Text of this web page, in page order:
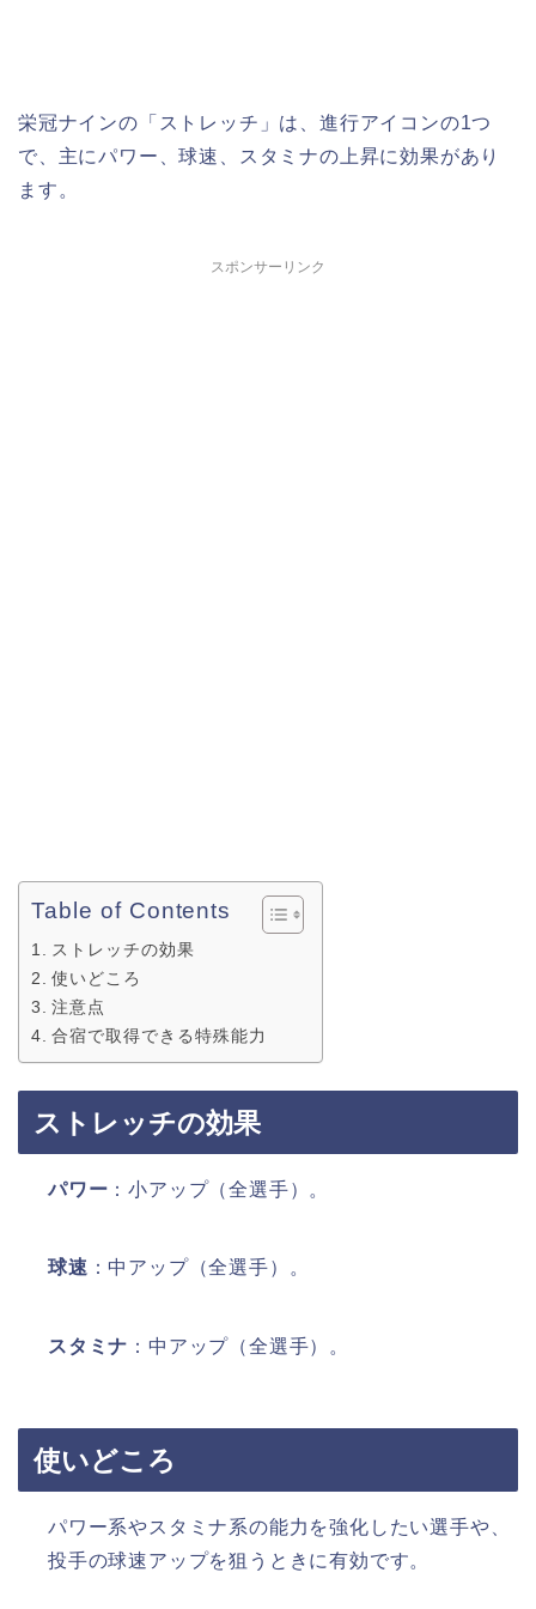
栄冠ナインの「ストレッチ」は、進行アイコンの1つ
で、主にパワー、球速、スタミナの上昇に効果があり
ます。​
スポンサーリンク
Table of Contents
ストレッチの効果
使いどころ
注意点
合宿で取得できる特殊能力
ストレッチの効果
パワー ：小アップ（全選手）。​
球速 ：中アップ（全選手）。​
スタミナ ：中アップ（全選手）。​
使いどころ
パワー系やスタミナ系の能力を強化したい選手や、
投手の球速アップを狙うときに有効です。​